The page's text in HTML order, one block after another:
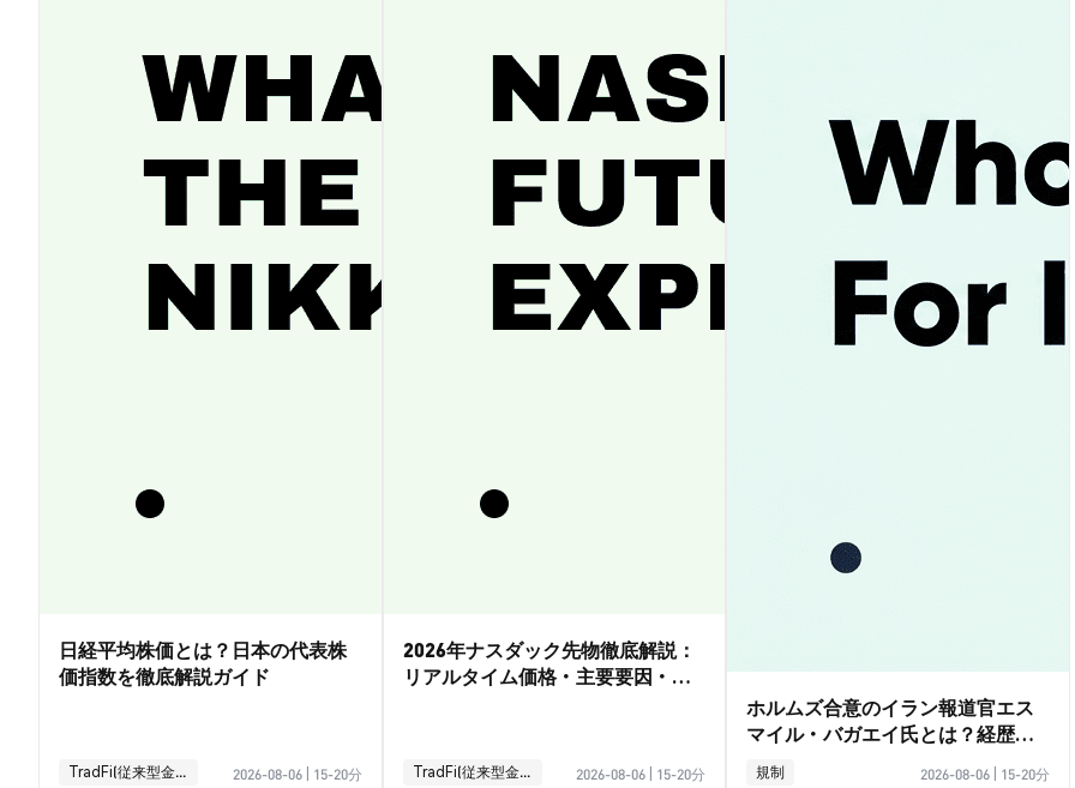
日経平均株価とは？日本の代表株
価指数を徹底解説ガイド
TradFi(従来型金融) 2026-08-06 15-20分
2026年ナスダック先物徹底解説：
リアルタイム価格・主要要因・取
TradFi(従来型金融) 2026-08-06 15-20分
ホルムズ合意のイラン報道官エス
マイル・バガエイ氏とは？経歴ガ
イド
規制 2026-08-06 15-20分